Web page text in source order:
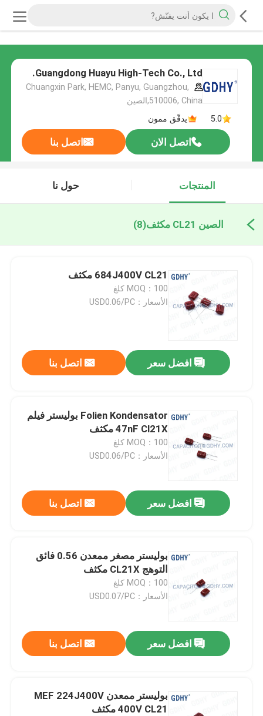
Guangdong Huayu High-Tech Co., Ltd.
Chuangxin Park, HEMC, Panyu, Guangzhou,
510006, China,الصين
5.0
يدقّق ممون
اتصل الان اتصل بنا
المنتجات حول نا
الصين CL21 مكثف (8)
684J400V CL21 مكثف
MOQ：100 كلغ
الأسعار：USD0.06/PC
افضل سعر اتصل بنا
Folien Kondensator بوليستر فيلم
47nF Cl21X مكثف
MOQ：100 كلغ
الأسعار：USD0.06/PC
افضل سعر اتصل بنا
بوليستر مصغر ممعدن 0.56 فائق
التوهج CL21X مكثف
MOQ：100 كلغ
الأسعار：USD0.07/PC
افضل سعر اتصل بنا
بوليستر ممعدن MEF 224J400V
400V CL21 مكثف